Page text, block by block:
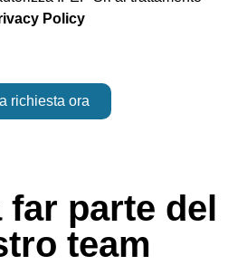
Policy
richiesta ora
far parte del
team